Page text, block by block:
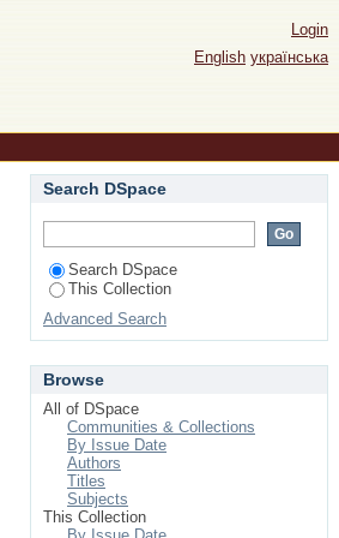
Login
English українська
Search DSpace
Search DSpace
This Collection
Advanced Search
Browse
All of DSpace
Communities & Collections
By Issue Date
Authors
Titles
Subjects
This Collection